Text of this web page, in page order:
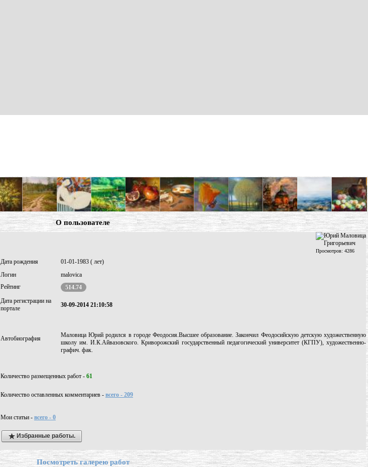
О пользователе
Просмотров: 4286
Дата рождения
01-01-1983 ( лет)
Логин
malovica
Рейтинг
514.74
Дата регистрации на
портале
30-09-2014 21:10:58
Автобиография
Маловица Юрий родился в городе Феодосия.Высшее образование. Закончил Феодосийскую детскую художественную
школу им. И.К.Айвазовского. Криворожский государственный педагогический университет (КГПУ), художественно-
графич. фак.
Количество размещенных работ - 61
Количество оставленных комментариев - всего - 209
Мои статьи - всего - 0
Избранные работы.
Посмотреть галерею работ